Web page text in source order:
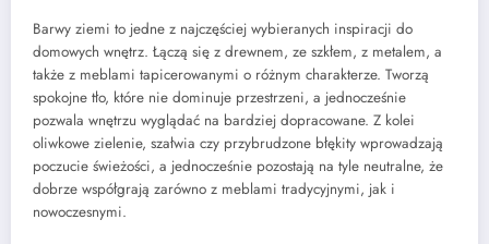
Barwy ziemi to jedne z najczęściej wybieranych inspiracji do
domowych wnętrz. Łączą się z drewnem, ze szkłem, z metalem, a
także z meblami tapicerowanymi o różnym charakterze. Tworzą
spokojne tło, które nie dominuje przestrzeni, a jednocześnie
pozwala wnętrzu wyglądać na bardziej dopracowane. Z kolei
oliwkowe zielenie, szałwia czy przybrudzone błękity wprowadzają
poczucie świeżości, a jednocześnie pozostają na tyle neutralne, że
dobrze współgrają zarówno z meblami tradycyjnymi, jak i
nowoczesnymi.